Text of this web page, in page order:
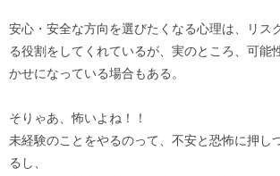
安心・安全な方向を選びたくなる心理は、リス
る役割をしてくれているが、実のところ、可能
かせになっている場合もある。
そりゃあ、怖いよね！！
未経験のことをやるのって、不安と恐怖に押し
るし、